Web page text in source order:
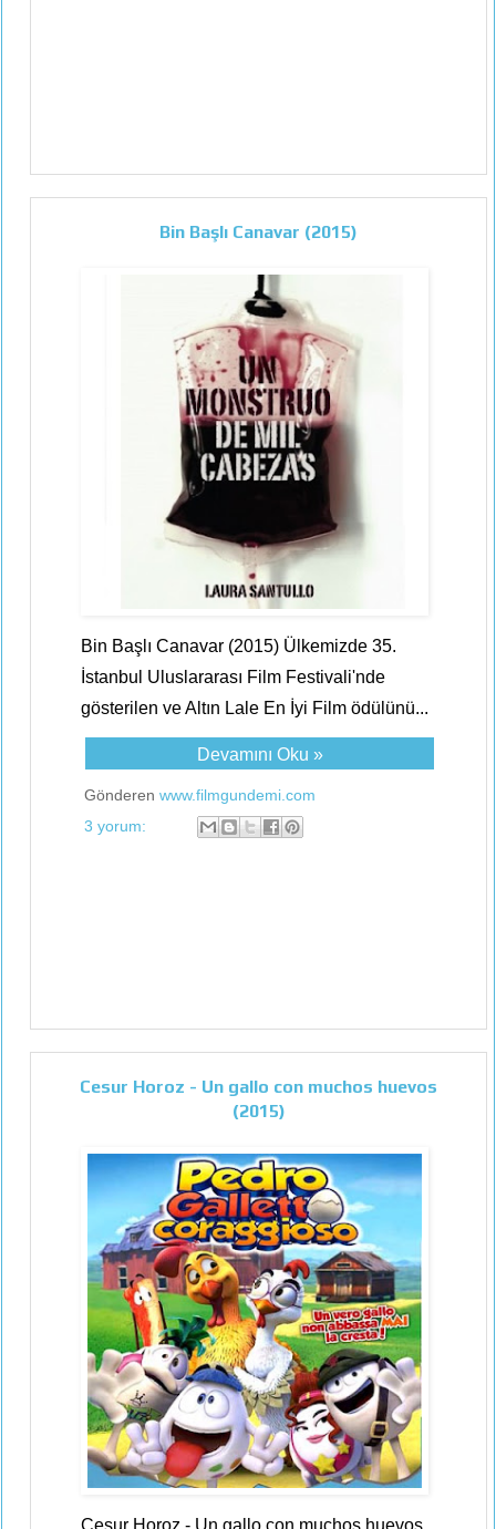
Bin Başlı Canavar (2015)
Bin Başlı Canavar (2015) Ülkemizde 35.
İstanbul Uluslararası Film Festivali'nde
gösterilen ve Altın Lale En İyi Film ödülünü...
Devamını Oku »
Gönderen www.filmgundemi.com
3 yorum:
Cesur Horoz - Un gallo con muchos huevos
(2015)
Cesur Horoz - Un gallo con muchos huevos